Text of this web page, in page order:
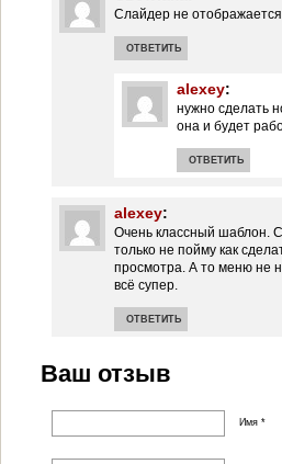
Слайдер не
ОТВЕТИТЬ
alexey:
нужно сделать
она и будет
ОТВЕТИТЬ
alexey:
Очень классный шаблон.
только не пойму как
просмотра. А то меню не
всё супер.
ОТВЕТИТЬ
Ваш отзыв
Имя *